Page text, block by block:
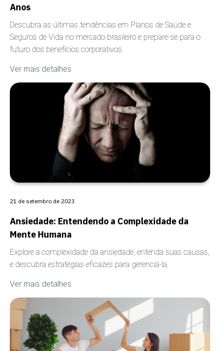
Anos
Descubra as últimas tendências em Planos de Saúde e
Seguros de Vida no mercado brasileiro e prepare-se para o
futuro dos benefícios corporativos.
Ver mais detalhes
ANSIEDADE
Ansiedade: Entendendo a Complexidade da
Mente Humana
Explore a complexidade da ansiedade, entenda suas causas,
e descubra estratégias eficazes para gerenciá-la.
Ver mais detalhes
21 de setembro de 2023